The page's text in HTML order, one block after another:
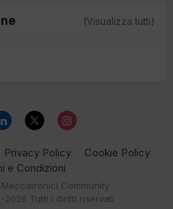
(Visualizza tutti)
Privacy Policy
Cookie Policy
e Condizioni
Community
Tutti i diritti riservati